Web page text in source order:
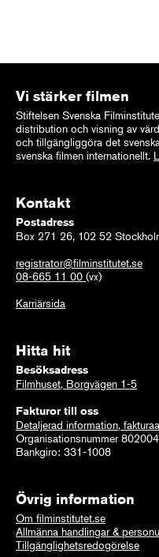
Vi stärker filmen
Stiftelsen Svenska
distribution och visning av
och tillgängliggöra det
svenska filmen internationellt.
Kontakt
Postadress
Box 271 26, 102 52
registrator@filminstitutet.se
08-665 11 00 (vx)
Karriärsida
Hitta hit
Besöksadress
Filmhuset, Borgvägen 1-5
Fakturor till oss
Detaljerad information,
Organisationsnummer
Bankgiro: 331-1008
Övrig information
Om filminstitutet.se
Allmänna handlingar &
Tillgänglighetsredogörelse